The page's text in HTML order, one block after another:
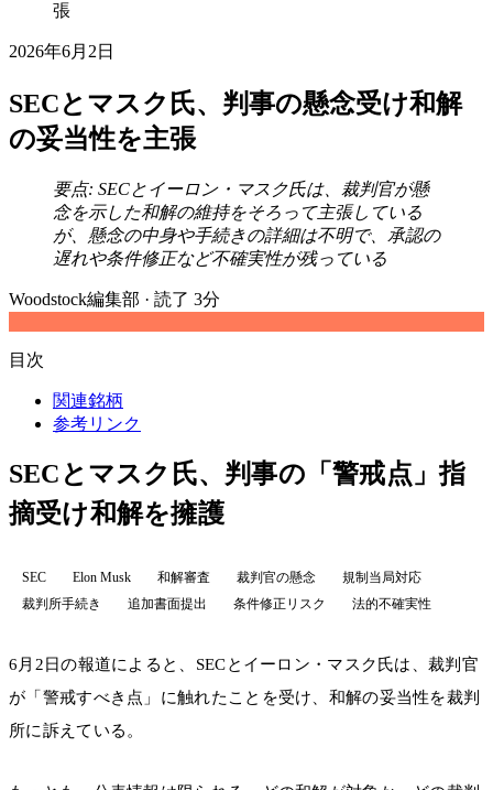
張
2026年6月2日
SECとマスク氏、判事の懸念受け和解
の妥当性を主張
要点: SECとイーロン・マスク氏は、裁判官が懸
念を示した和解の維持をそろって主張している
が、懸念の中身や手続きの詳細は不明で、承認の
遅れや条件修正など不確実性が残っている
Woodstock編集部 · 読了 3分
目次
関連銘柄
参考リンク
SECとマスク氏、判事の「警戒点」指
摘受け和解を擁護
SEC Elon Musk 和解審査 裁判官の懸念
規制当局対応
裁判所手続き
追加書面提出 条件修正リスク 法的不確実性
6月2日の報道によると、SECとイーロン・マスク氏は、裁判官
が「警戒すべき点」に触れたことを受け、和解の妥当性を裁判
所に訴えている。